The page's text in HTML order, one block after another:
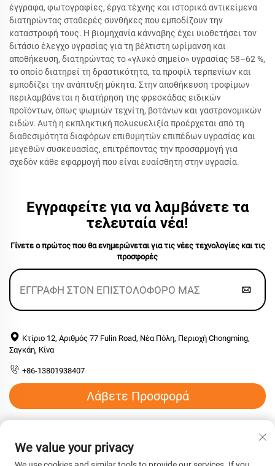
έγγραφα, φωτογραφίες, έργα τέχνης και ιστορικά αντικείμενα
διατηρώντας σταθερές συνθήκες που εμποδίζουν την
καταστροφή τους. Η βιομηχανία κάνναβης έχει υιοθετήσει τον
διτάσιο έλεγχο υγρασίας για τη βέλτιστη ωρίμανση και
αποθήκευση, διατηρώντας το «γλυκό σημείο» υγρασίας 58–62 %,
το οποίο διατηρεί τη δραστικότητα, τα προφίλ τερπενίων και
εμποδίζει την ανάπτυξη μύκητα. Στην αποθήκευση τροφίμων
περιλαμβάνεται η διατήρηση της φρεσκάδας ειδικών
προϊόντων, όπως ψωμιών τεχνίτη, βοτάνων και γαστρονομικών
ειδών. Αυτή η εκπληκτική πολυευελιξία προέρχεται από τη
διαθεσιμότητα διαφόρων επιθυμητών επιπέδων υγρασίας και
μεγεθών συσκευασίας, επιτρέποντας την προσαρμογή για
σχεδόν κάθε εφαρμογή που είναι ευαίσθητη στην υγρασία.
Εγγραφείτε για να λαμβάνετε τα
τελευταία νέα!
Γίνετε ο πρώτος που θα ενημερώνεται για τις νέες τεχνολογίες και τις
προσφορές
Κτίριο 12, Αριθμός 77 Fulin Road, Νέα Πόλη, Περιοχή Chongming,
Σαγκάη, Κίνα
+86-13801938407
Λάβετε Προσφορά
We value your privacy